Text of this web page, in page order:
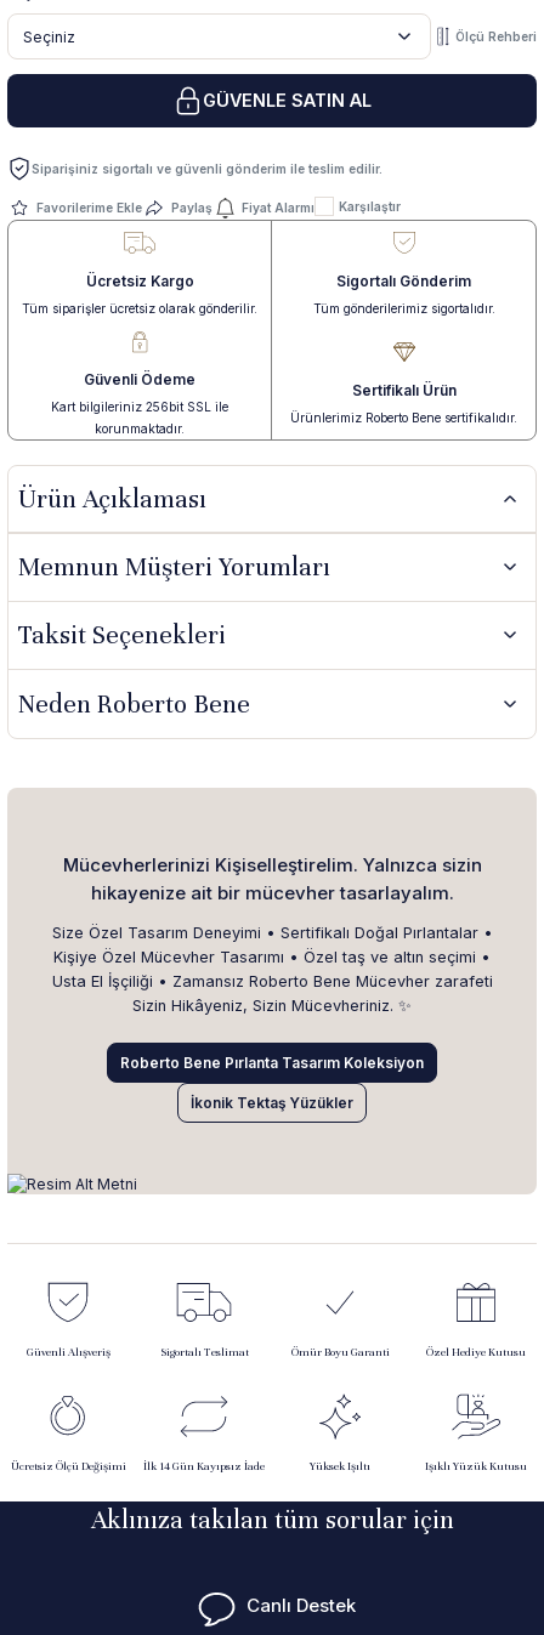
Ölçü Rehberi
GÜVENLE SATIN AL
Siparişiniz sigortalı ve güvenli gönderim ile teslim edilir.
Paylaş Fiyat Alarmı Karşılaştır
Ücretsiz Kargo
Tüm siparişler ücretsiz olarak gönderilir.
Sigortalı Gönderim
Tüm gönderilerimiz sigortalıdır.
Güvenli Ödeme
Kart bilgileriniz 256bit SSL ile
korunmaktadır.
Sertifikalı Ürün
Ürünlerimiz Roberto Bene sertifikalıdır.
Ürün Açıklaması
Memnun Müşteri Yorumları
Taksit Seçenekleri
Neden Roberto Bene
Mücevherlerinizi Kişiselleştirelim. Yalnızca sizin
hikayenize ait bir mücevher tasarlayalım.
Size Özel Tasarım Deneyimi • Sertifikalı Doğal Pırlantalar •
Kişiye Özel Mücevher Tasarımı • Özel taş ve altın seçimi •
Usta El İşçiliği • Zamansız Roberto Bene Mücevher zarafeti
Sizin Hikâyeniz, Sizin Mücevheriniz. ✨
Roberto Bene Pırlanta Tasarım Koleksiyon
İkonik Tektaş Yüzükler
Güvenli Alışveriş Sigortalı Teslimat Ömür Boyu Garanti Özel Hediye Kutusu
Ücretsiz Ölçü Değişimi İlk 14 Gün Kayıpsız İade Yüksek Işıltı Işıklı Yüzük Kutusu
Aklınıza takılan tüm sorular için
Canlı Destek